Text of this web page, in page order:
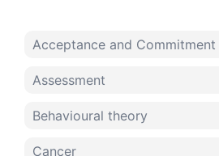
Acceptance and Commitment
Assessment
Behavioural theory
Cancer